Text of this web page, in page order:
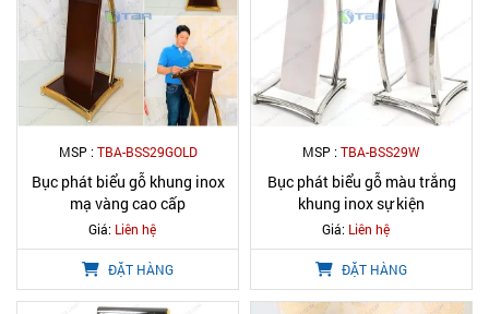
MSP :TBA-BSS29GOLD
Bục phát biểu gỗ khung inox
mạ vàng cao cấp
Giá: Liên hệ
ĐẶT HÀNG
MSP :TBA-BSS29W
Bục phát biểu gỗ màu trắng
khung inox sự kiện
Giá: Liên hệ
ĐẶT HÀNG